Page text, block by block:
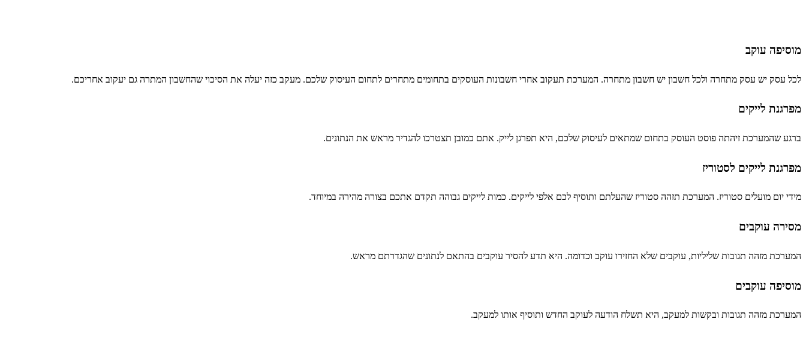
מוסיפה עוקב
לכל עסק יש עסק מתחרה ולכל חשבון יש חשבון מתחרה. המערכת תעקוב אחרי חשבונות העוסקים בתחומים מתחרים לתחום העיסוק שלכם. מעקב כזה יעלה את הסיכוי שהחשבון המתרה גם יעקוב אחריכם.
מפרגנת לייקים
ברגע שהמערכת זיהתה פוסט העוסק בתחום שמתאים לעיסוק שלכם, היא תפרגן לייק. אתם כמובן תצטרכו להגדיר מראש את הנתונים.
מפרגנת לייקים לסטוריז
מידי יום מועלים סטוריז. המערכת תזהה סטוריז שהעלתם ותוסיף לכם אלפי לייקים. כמות לייקים גבוהה תקדם אתכם בצורה מהירה במיוחד.
מסירה עוקבים
המערכת מזהה תגובות שליליות, עוקבים שלא החזירו עוקב וכדומה. היא תדע להסיר עוקבים בהתאם לנתונים שהגדרתם מראש.
מוסיפה עוקבים
המערכת מזהה תגובות ובקשות למעקב, היא תשלח הודעה לעוקב החדש ותוסיף אותו למעקב.